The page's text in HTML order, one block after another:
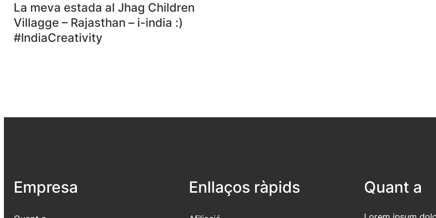
La meva estada al Jhag Children
Villagge – Rajasthan – i-india :)
#IndiaCreativity
Empresa Enllaços ràpids Quant a